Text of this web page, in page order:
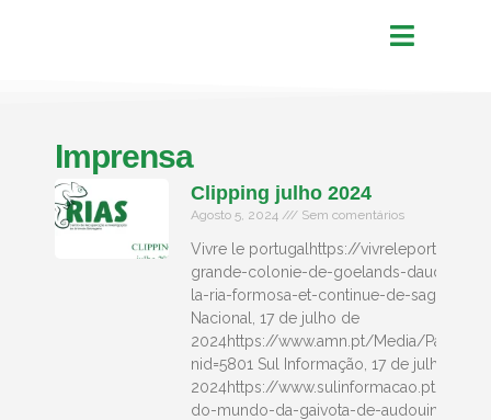
Imprensa
Clipping julho 2024
Agosto 5, 2024 Sem comentários
Vivre le portugalhttps://
grande-colonie-de-goelands-daudouin-
la-ria-formosa-et-continue-de-sagrandir/
Nacional, 17 de julho de
2024https://www.amn.pt/Media/Paginas/
nid=5801 Sul Informação, 17 de julho de
2024https://www.sulinformacao.pt/
do-mundo-da-gaivota-de-audouin-vive-